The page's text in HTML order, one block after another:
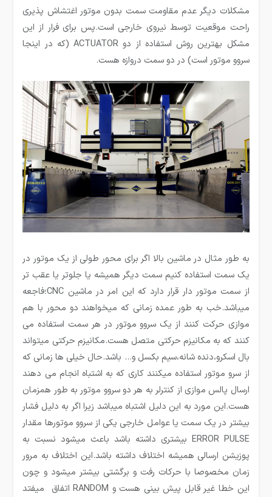
مشکلات دیگر عدم مقاومت سمت بدون موتور اغتشاش پذیری
راحت موقعیت توسط نیروی خارجی است.پس برای فرار از این
مشکل بهترین روش استفاده از دو ACTUATOR (که در اینجا
سروو موتور است) در دو سمت دروازه هست.
به طور مثال در ماشین بالا اگر برای محور طولی از یک موتور در
یک سمت استفاده کنیم سمت دیگر همیشه یا جلوتر یا عقب تر
از سمت موتور دار قرار دارد که این امر در ماشین CNC؛فاجعه
میباشد.خب به طور عمده زمانی که میخواهند دو محور با هم
موازی حرکت کنند از یک سروو موتور در هر سمت استفاده می
کنند که به مکانیزم حرکتی متصل هست.مکانیزم حرکتی میتواند
بال اسکرو،دنده شانه،سیم بکسل و… باشد.حال خیلی ها زمانی که
از سرو موتور استفاده میکنند کاری که به اشتباه انجام می دهند
ارسال پالس موازی از کنترلر به هر دو سروو موتور به طور همزمان
هست.این مورد به این دلیل اشتباه میباشد زیرا اگر به دلیل فشار
بیشتر در یک سمت یا عوامل خارجی یکی از سروو موتورها مقدار
ERROR PULSE بیشتری داشته باشد باعث میشود نسبت به
پوزیشن ارسالی همیشه اختلاف داشته باشد.این اختلاف به مرور
زمان مخصوصا با حرکات رفت و برگشتی بیشتر میشود و چون
این خطا غیر قابل پیش بینی هست و RANDOM اتفاق میفتد